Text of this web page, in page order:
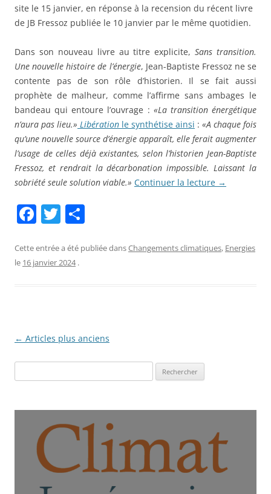
site le 15 janvier, en réponse à la recension du récent livre
de JB Fressoz publiée le 10 janvier par le même quotidien.
Dans son nouveau livre au titre explicite,Sans transition.
Une nouvelle histoire de l’énergie, Jean-Baptiste Fressoz ne se
contente pas de son rôle d’historien. Il se fait aussi
prophète de malheur, comme l’affirme sans ambages le
bandeau qui entoure l’ouvrage : «La transition énergétique
n’aura pas lieu.» Libération le synthétise ainsi : «A chaque fois
qu’une nouvelle source d’énergie apparaît, elle ferait augmenter
l’usage de celles déjà existantes, selon l’historien Jean-Baptiste
Fressoz, et rendrait la décarbonation impossible. Laissant la
sobriété seule solution viable.» Continuer la lecture →
F
c
e
o
k
T
itt
er
ta
Cette entrée a été publiée dansChangements climatiques, Energies
le 16 janvier 2024 .
Navigation
← Articles plus anciens